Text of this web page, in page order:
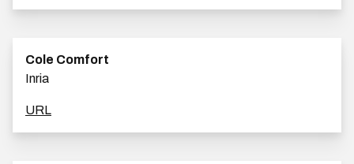
Cole Comfort
Inria
URL